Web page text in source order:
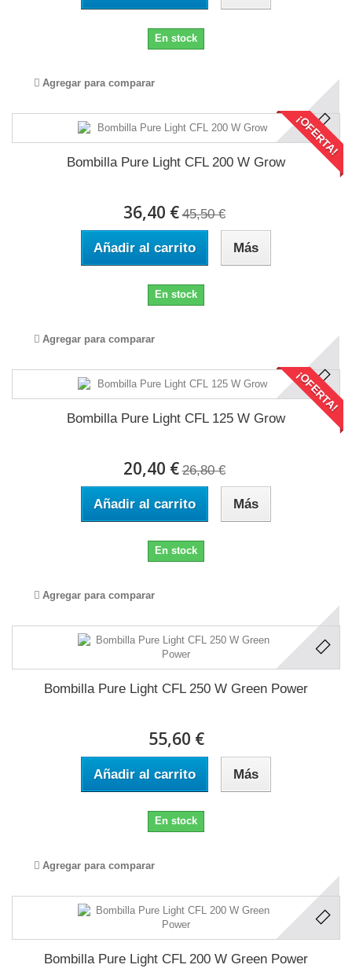
En stock
Agregar para comparar
¡OFERTA!
Bombilla Pure Light CFL 200 W Grow
36,40 € 45,50 €
Añadir al carrito Más
En stock
Agregar para comparar
¡OFERTA!
Bombilla Pure Light CFL 125 W Grow
20,40 € 26,80 €
Añadir al carrito Más
En stock
Agregar para comparar
Bombilla Pure Light CFL 250 W Green Power
55,60 €
Añadir al carrito Más
En stock
Agregar para comparar
Bombilla Pure Light CFL 200 W Green Power